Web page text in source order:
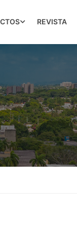
REVISTA